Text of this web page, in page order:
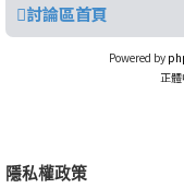
討論區首頁
Powered by
正
隱私權政策